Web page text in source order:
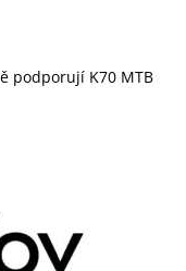
podporují K70 MTB